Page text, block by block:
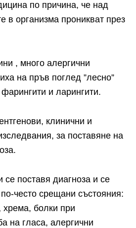
по причина, че над
в организма проникват през
, много алергични
на пръв поглед ”лесно”
и ларингити.
клинични и
за поставяне на
се поставя диагноза и се
често срещани състояния:
хрема, болки при
на гласа, алергични